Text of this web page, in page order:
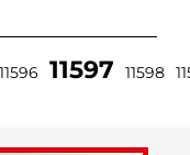
11596 11597 11598